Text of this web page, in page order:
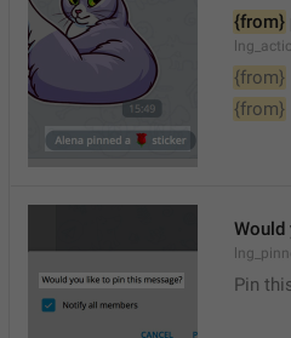
{from}
{from}
{from}
Would
Pin